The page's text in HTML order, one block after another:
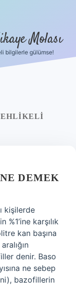
Molası
bilgilerle gülümse!
DEMEK
kişilerde
karşılık
kan başına
denir. Baso
ne sebep
bazofillerin